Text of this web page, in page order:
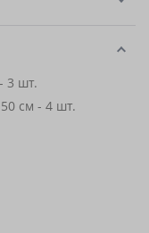
3 шт.
см - 4 шт.